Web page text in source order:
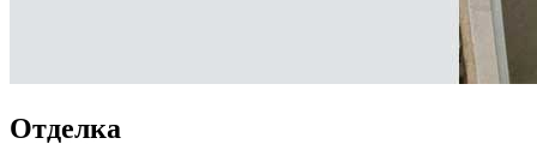
Отделка